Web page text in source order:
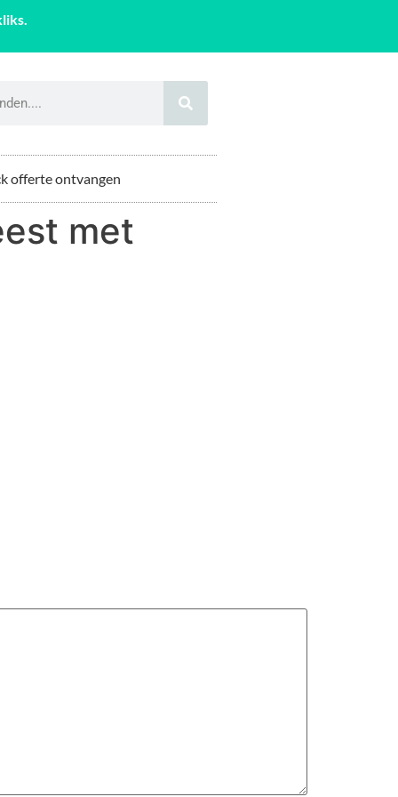
offerte ontvangen
met